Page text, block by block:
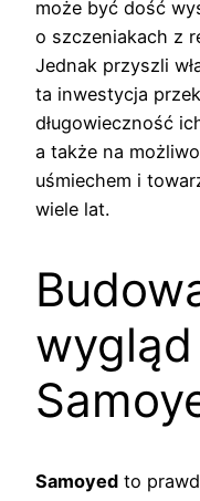
może być dość
o szczeniakach z
Jednak przyszli
ta inwestycja
długowieczność
a także na
uśmiechem i
wiele lat.
wygląd
Samoyed to